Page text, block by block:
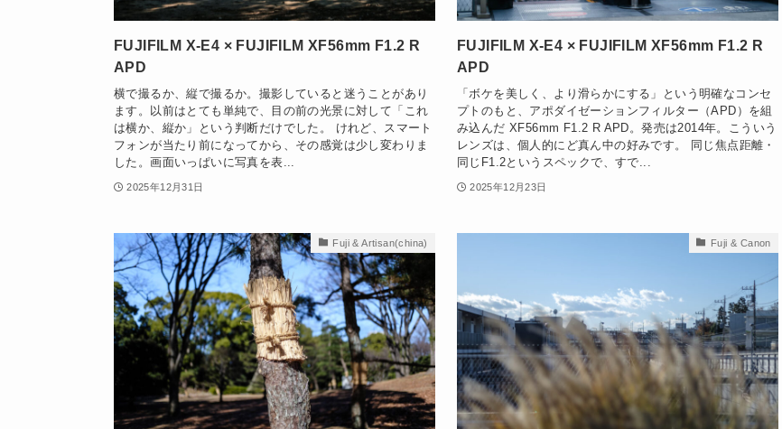
FUJIFILM X-E4 × FUJIFILM XF56mm F1.2 R
APD
横で撮るか、縦で撮るか。撮影していると迷うことがあり
ます。以前はとても単純で、目の前の光景に対して「これ
は横か、縦か」という判断だけでした。 けれど、スマート
フォンが当たり前になってから、その感覚は少し変わりま
した。画面いっぱいに写真を表...
2025年12月31日
FUJIFILM X-E4 × FUJIFILM XF56mm F1.2 R
APD
「ボケを美しく、より滑らかにする」という明確なコンセ
プトのもと、アポダイゼーションフィルター（APD）を組
み込んだ XF56mm F1.2 R APD。発売は2014年。こういう
レンズは、個人的にど真ん中の好みです。 同じ焦点距離・
同じF1.2というスペックで、すで...
2025年12月23日
Fuji & Artisan(china) Fuji & Canon